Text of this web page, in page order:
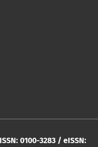
0100-3283 / eISSN: